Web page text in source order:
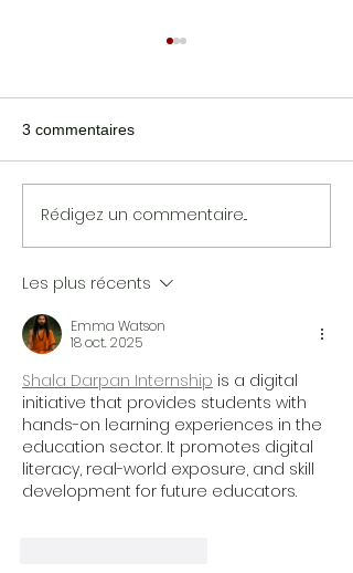
3 commentaires
Rédigez un commentaire...
Les plus récents
Emma Watson
18 oct. 2025
Shala Darpan Internship is a digital
initiative that provides students with
hands-on learning experiences in the
education sector. It promotes digital
literacy, real-world exposure, and skill
development for future educators.